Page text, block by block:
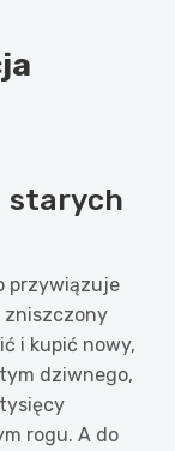
starych
przywiązuje
zniszczony
i kupić nowy,
dziwnego,
rogu. A do